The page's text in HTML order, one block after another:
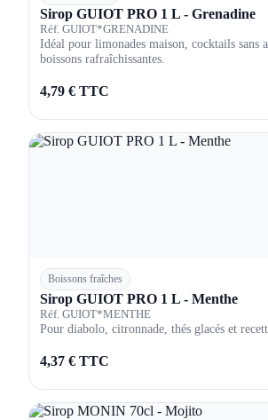
Sirop GUIOT PRO 1 L - Grenadine
Réf. GUIOT*GRENADINE
Idéal pour limonades maison, cocktails sans
boissons rafraîchissantes.
4,79 € TTC
Boissons fraîches
Sirop GUIOT PRO 1 L - Menthe
Réf. GUIOT*MENTHE
Pour diabolo, citronnade, thés glacés et
4,37 € TTC